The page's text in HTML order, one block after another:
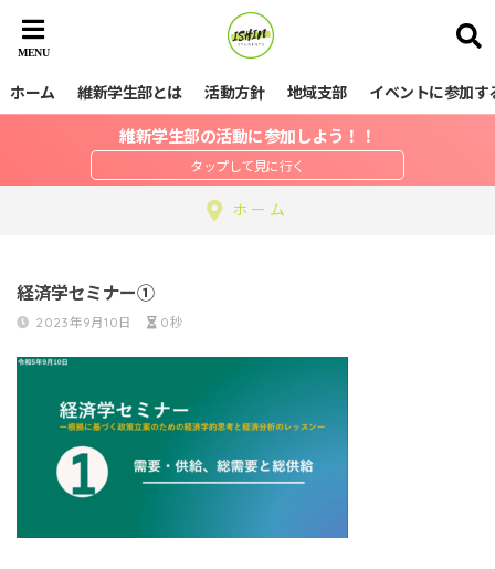
ホーム 維新学生部とは 活動方針 地域支部 イベントに参加す
維新学生部の活動に参加しよう！！
ホーム
経済学セミナー①
2023年9月10日 0秒